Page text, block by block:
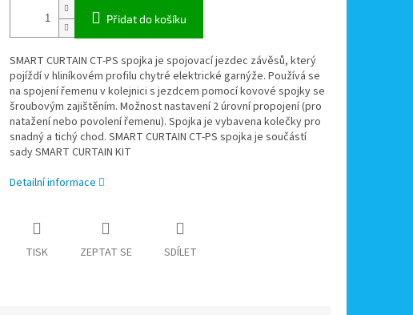
Přidat do košíku
SMART CURTAIN CT-PS spojka je spojovací jezdec závěsů, který
pojíždí v hliníkovém profilu chytré elektrické garnýže. Používá se
na spojení řemenu v kolejnici s jezdcem pomocí kovové spojky se
šroubovým zajištěním. Možnost nastavení 2 úrovní propojení (pro
natažení nebo povolení řemenu). Spojka je vybavena kolečky pro
snadný a tichý chod. SMART CURTAIN CT-PS spojka je součástí
sady SMART CURTAIN KIT
Detailní informace
TISK ZEPTAT SE SDÍLET